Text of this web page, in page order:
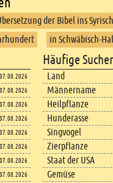
der Bibel ins
in Schwäbisch-
07.08.2026
07.08.2026
07.08.2026
07.08.2026
07.08.2026
07.08.2026
07.08.2026
07.08.2026
Häufige
Land
Männername
Heilpflanze
Hunderasse
Singvogel
Zierpflanze
Staat der USA
Gemüse